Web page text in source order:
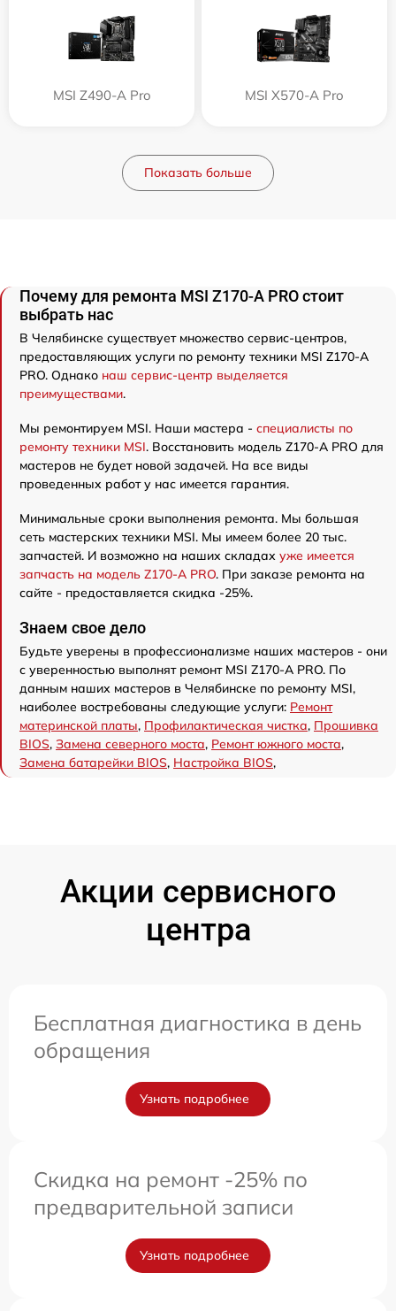
MSI Z490-A Pro MSI X570-A Pro
Показать больше
Почему для ремонта MSI Z170-A PRO стоит
выбрать нас
В Челябинске существует множество сервис-центров,
предоставляющих услуги по ремонту техники MSI Z170-A
PRO. Однако наш сервис-центр выделяется
преимуществами.
Мы ремонтируем MSI. Наши мастера - специалисты по
ремонту техники MSI. Восстановить модель Z170-A PRO для
мастеров не будет новой задачей. На все виды
проведенных работ у нас имеется гарантия.
Минимальные сроки выполнения ремонта. Мы большая
сеть мастерских техники MSI. Мы имеем более 20 тыс.
запчастей. И возможно на наших складах уже имеется
запчасть на модель Z170-A PRO. При заказе ремонта на
сайте - предоставляется скидка -25%.
Знаем свое дело
Будьте уверены в профессионализме наших мастеров - они
с уверенностью выполнят ремонт MSI Z170-A PRO. По
данным наших мастеров в Челябинске по ремонту MSI,
наиболее востребованы следующие услуги: Ремонт
материнской платы, Профилактическая чистка, Прошивка
BIOS, Замена северного моста, Ремонт южного моста,
Замена батарейки BIOS, Настройка BIOS,
Акции сервисного
центра
Бесплатная диагностика в день
обращения
Узнать подробнее
Скидка на ремонт -25% по
предварительной записи
Узнать подробнее